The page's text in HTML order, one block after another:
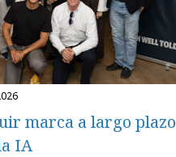
marca a largo plazo
IA